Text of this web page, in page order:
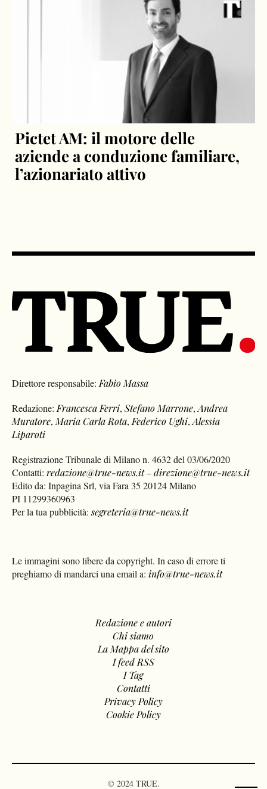
Pictet AM: il motore delle
aziende a conduzione familiare,
l’azionariato attivo
Direttore responsabile: Fabio Massa
Redazione: Francesca Ferri,Stefano Marrone,Andrea
Muratore, Maria Carla Rota, Federico Ughi,Alessia
Liparoti
Registrazione Tribunale di Milano n. 4632 del 03/06/2020
Contatti:redazione@true-news.it–direzione@true-news.it
Edito da: Inpagina Srl, via Fara 35 20124 Milano
PI 11299360963
Per la tua pubblicità:segreteria@true-news.it
Le immagini sono libere da copyright. In caso di errore ti
preghiamo di mandarci una email a: info@true-news.it
Redazione e autori
Chi siamo
La Mappa del sito
I feed RSS
I Tag
Contatti
Privacy Policy
Cookie Policy
© 2024 TRUE.